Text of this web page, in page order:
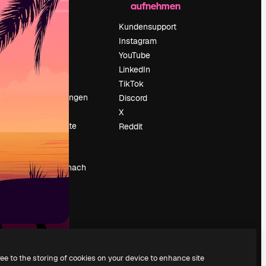
Preise
Über uns
Reviews
Karriere
Suchtrends
Veranstaltungen
Deine Inhalte
verkaufen
Pressesaal
Suchst du nach
magnific.ai
aufnehmen
Kundensupport
Instagram
YouTube
LinkedIn
TikTok
Discord
X
Reddit
to the storing of cookies on your device to enhance site